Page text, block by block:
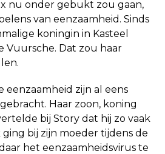
nu onder gebukt zou gaan,
van eenzaamheid. Sinds
koningin in Kasteel
Vuursche. Dat zou haar
eenzaamheid zijn al eens
Haar zoon, koning
bij Story dat hij zo vaak
bij zijn moeder tijdens de
het eenzaamheidsvirus te